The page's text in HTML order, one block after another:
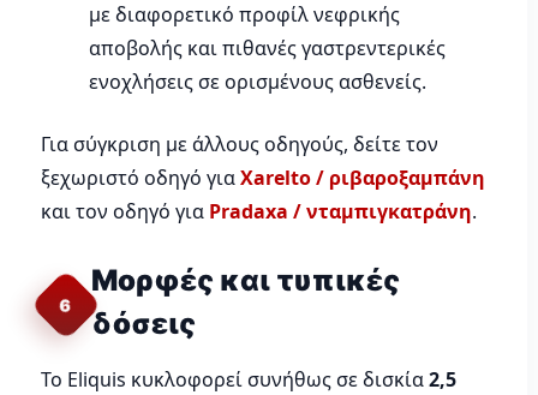
με διαφορετικό προφίλ νεφρικής
αποβολής και πιθανές γαστρεντερικές
ενοχλήσεις σε ορισμένους ασθενείς.
Για σύγκριση με άλλους οδηγούς, δείτε τον
ξεχωριστό οδηγό γιαXarelto / ριβαροξαμπάνη
και τον οδηγό για Pradaxa / νταμπιγκατράνη.
6
Μορφές και τυπικές
δόσεις
Το Eliquis κυκλοφορεί συνήθως σε δισκία2,5